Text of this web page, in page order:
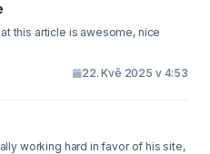
this article is awesome, nice
22. Kvě 2025 v 4:53
in favor of his site,